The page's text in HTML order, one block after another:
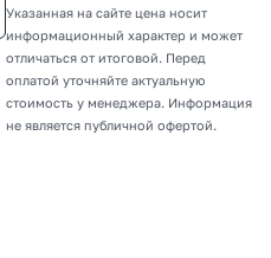
Указанная на сайте цена носит
информационный характер и может
отличаться от итоговой. Перед
оплатой уточняйте актуальную
стоимость у менеджера. Информация
не является публичной офертой.